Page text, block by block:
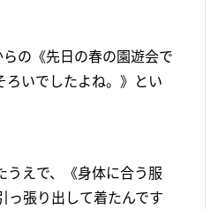
の《先日の春の園遊会で
いでしたよね。》とい
えで、《身体に合う服
張り出して着たんです